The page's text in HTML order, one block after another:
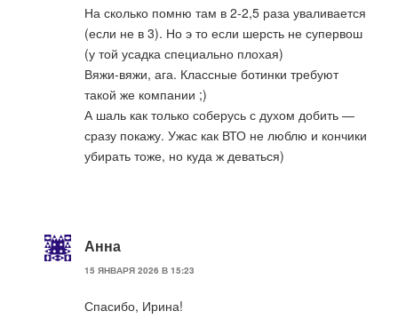
На сколько помню там в 2-2,5 раза уваливается
(если не в 3). Но э то если шерсть не супервош
(у той усадка специально плохая)
Вяжи-вяжи, ага. Классные ботинки требуют
такой же компании ;)
А шаль как только соберусь с духом добить —
сразу покажу. Ужас как ВТО не люблю и кончики
убирать тоже, но куда ж деваться)
Анна
15 ЯНВАРЯ 2026 В 15:23
Спасибо, Ирина!